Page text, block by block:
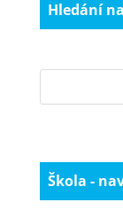
Hledání
Škola -